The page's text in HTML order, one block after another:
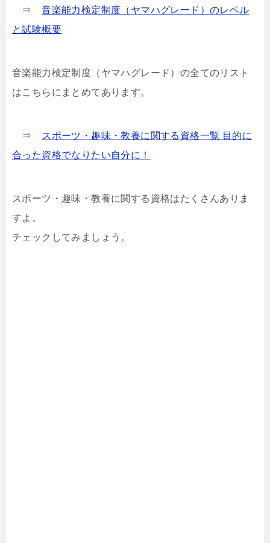
⇒音楽能力検定制度（ヤマハグレード）のレベル
と試験概要
音楽能力検定制度（ヤマハグレード）の全てのリスト
はこちらにまとめてあります。
⇒
スポーツ・趣味・教養に関する資格一覧 目的に
合った資格でなりたい自分に！
スポーツ・趣味・教養に関する資格はたくさんありま
すよ。
チェックしてみましょう。